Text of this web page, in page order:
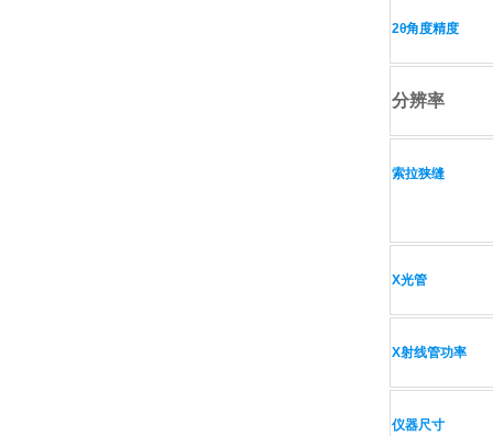
2θ角度精度
分辨率
索拉狭缝
X光管
X射线管功率
仪器尺寸